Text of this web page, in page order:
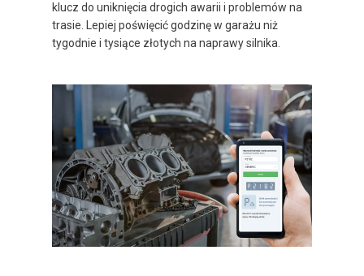
klucz do uniknięcia drogich awarii i problemów na
trasie. Lepiej poświęcić godzinę w garażu niż
tygodnie i tysiące złotych na naprawy silnika.